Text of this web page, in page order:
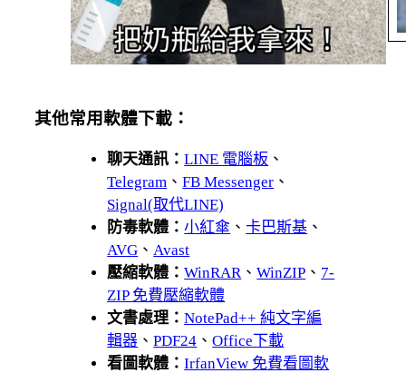
其他常用軟體下載：
聊天通訊：LINE 電腦板 、
Telegram 、FB Messenger 、
Signal(取代LINE)
防毒軟體：小紅傘 、卡巴斯基 、
AVG 、 Avast
壓縮軟體：WinRAR 、WinZIP 、 7-
ZIP 免費壓縮軟體
文書處理：NotePad++ 純文字編
輯器 、PDF24 、Office下載
看圖軟體：IrfanView 免費看圖軟